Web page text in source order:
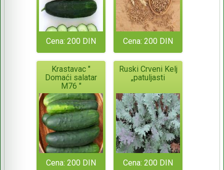
Cena: 200 DIN Cena: 200 DIN
Krastavac "
Domaći salatar
M76 "
Cena: 200 DIN
Ruski Crveni Kelj
„patuljasti
Cena: 200 DIN